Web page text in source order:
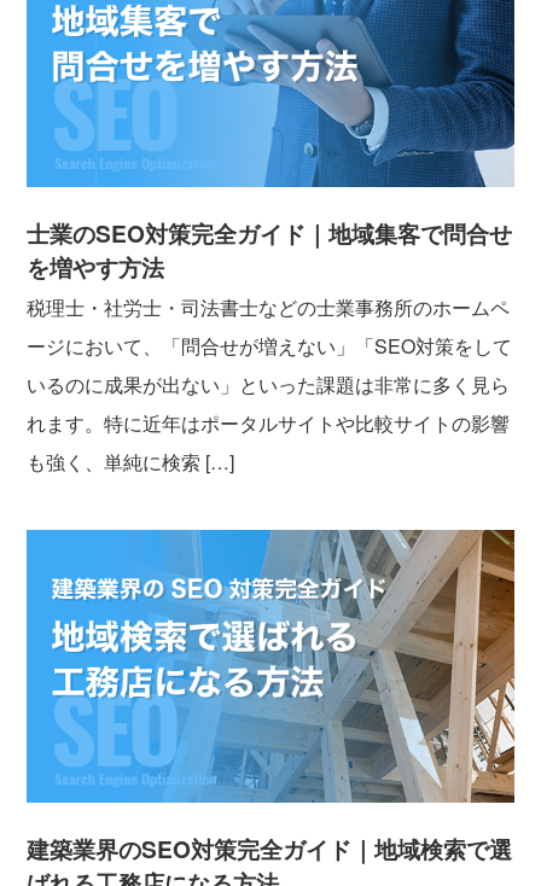
士業のSEO対策完全ガイド｜地域集客で問合せ
を増やす方法
税理士・社労士・司法書士などの士業事務所のホームペ
ージにおいて、「問合せが増えない」「SEO対策をして
いるのに成果が出ない」といった課題は非常に多く見ら
れます。特に近年はポータルサイトや比較サイトの影響
も強く、単純に検索 […]
建築業界のSEO対策完全ガイド｜地域検索で選